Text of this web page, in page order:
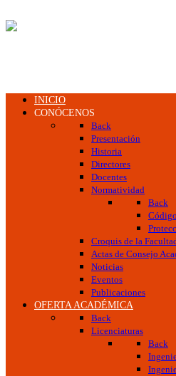
INICIO
CONÓCENOS
Back
Presentación
Historia
Directores
Docentes
Normatividad
Back
Croquis de la
Actas de Consejo
Noticias
Eventos
Publicaciones
OFERTA ACADÉMICA
Back
Licenciaturas
Back